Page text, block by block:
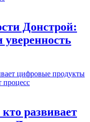
Донстрой:
развивает